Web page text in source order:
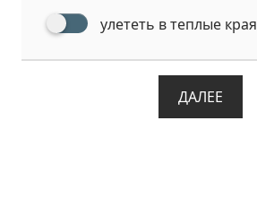
улететь в теплые края
ДАЛЕЕ